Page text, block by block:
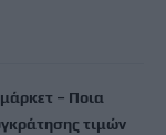
– Ποια
τιμών